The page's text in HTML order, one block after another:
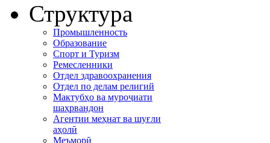
Структура
Промышленность
Образование
Спорт и Туризм
Ремесленники
Отдел здравоохранения
Отдел по делам религий
Мактубҳо ва муроҷиати
шаҳрвандон
Агентии меҳнат ва шуғли
аҳолӣ
Меъморӣ